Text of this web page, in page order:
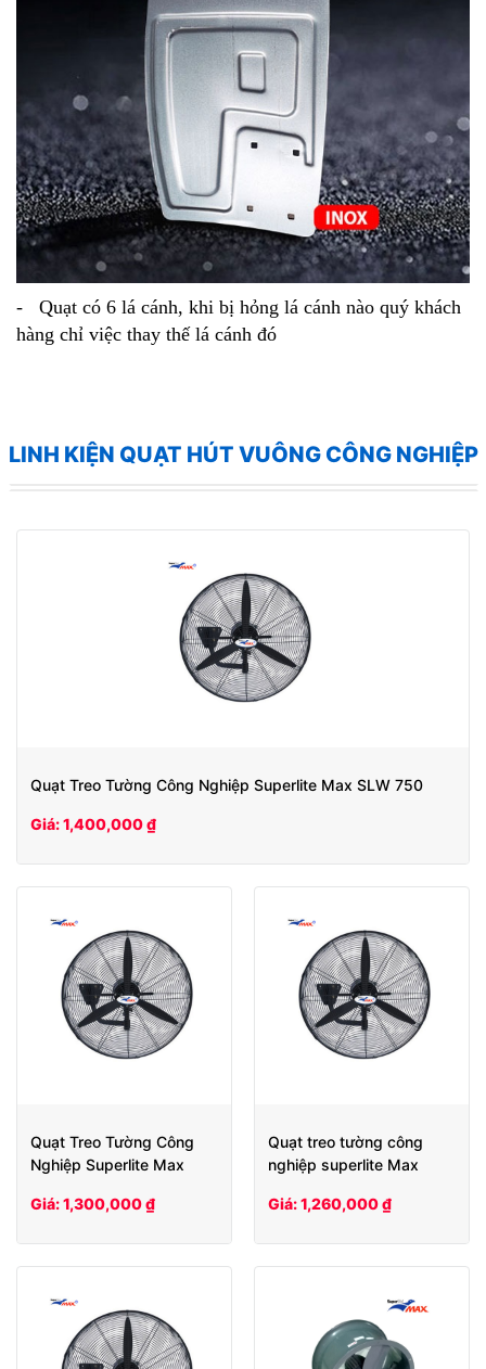
- Quạt có 6 lá cánh, khi bị hỏng lá cánh nào quý khách
hàng chỉ việc thay thế lá cánh đó
LINH KIỆN QUẠT HÚT VUÔNG CÔNG NGHIỆP
Quạt Treo Tường Công Nghiệp Superlite Max SLW 750
Giá: 1,400,000 ₫
Quạt Treo Tường Công
Nghiệp Superlite Max
Giá: 1,300,000 ₫
Quạt treo tường công
nghiệp superlite Max
Giá: 1,260,000 ₫